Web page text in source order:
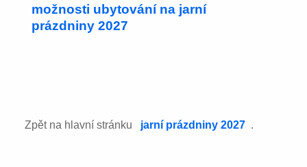
možnosti ubytování na jarní
prázdniny 2027
Zpět na hlavní stránku jarní prázdniny 2027 .